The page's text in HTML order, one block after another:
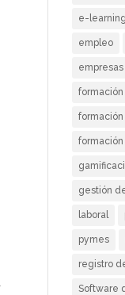
e-learning
empleo
empresas
formación
gestión
laboral
pymes
registro
Software